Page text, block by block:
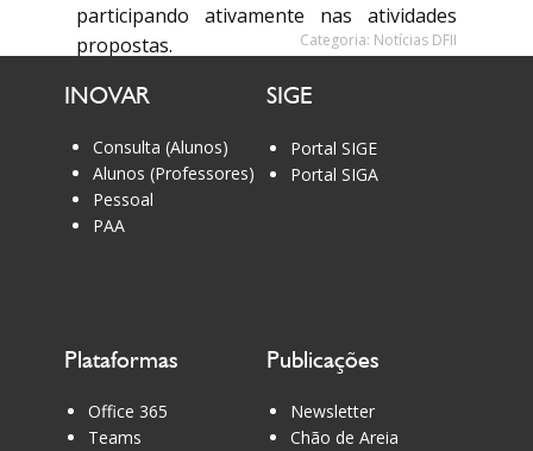
participando ativamente nas atividades
propostas.
Convidamos a comunidade escolar a
através do seguinte link:
https://padlet.com/icaetano/our-
Categoria: Notícias DFII
INOVAR
Consulta (Alunos)
Alunos (Professores)
Pessoal
PAA
SIGE
Portal SIGE
Portal SIGA
Plataformas
Office 365
Teams
Publicações
Newsletter
Chão de Areia